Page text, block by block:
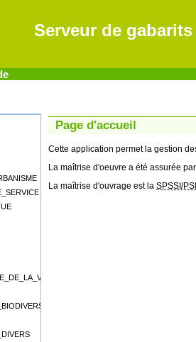
Serveur de gabarits
Page d'accueil
Cette application permet la gestion
La maîtrise d'oeuvre a été assurée
La maîtrise d'ouvrage est la SPSSI/